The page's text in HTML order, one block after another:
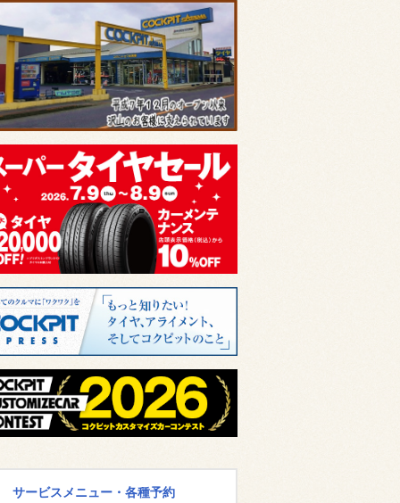
サービスメニュー・各種予約